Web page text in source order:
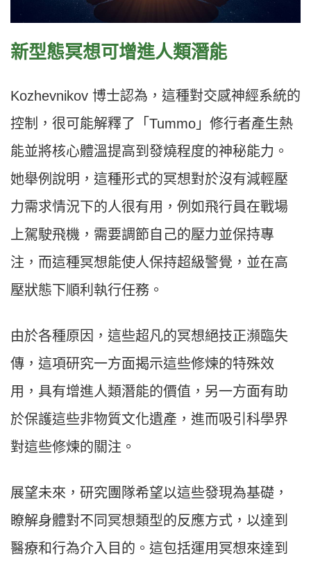
新型態冥想可增進人類潛能
Kozhevnikov 博士認為，這種對交感神經系統的
控制，很可能解釋了「Tummo」修行者產生熱
能並將核心體溫提高到發燒程度的神秘能力。
她舉例說明，這種形式的冥想對於沒有減輕壓
力需求情況下的人很有用，例如飛行員在戰場
上駕駛飛機，需要調節自己的壓力並保持專
注，而這種冥想能使人保持超級警覺，並在高
壓狀態下順利執行任務。
由於各種原因，這些超凡的冥想絕技正瀕臨失
傳，這項研究一方面揭示這些修煉的特殊效
用，具有增進人類潛能的價值，另一方面有助
於保護這些非物質文化遺產，進而吸引科學界
對這些修煉的關注。
展望未來，研究團隊希望以這些發現為基礎，
瞭解身體對不同冥想類型的反應方式，以達到
醫療和行為介入目的。這包括運用冥想來達到